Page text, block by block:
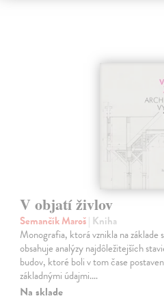
V objatí živlov
Semančík Maroš| Kniha
Monografia, ktorá vznikla na
obsahuje analýzy najdôležitejších
budov, ktoré boli v tom čase
základnými údajmi.…
Na sklade